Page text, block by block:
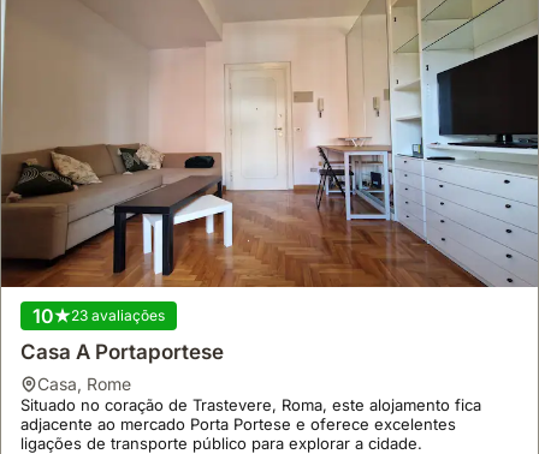
10 23 avaliações
Casa A Portaportese
casa, Rome
Situado no coração de Trastevere, Roma, este alojamento fica
adjacente ao mercado Porta Portese e oferece excelentes
ligações de transporte público para explorar a cidade.